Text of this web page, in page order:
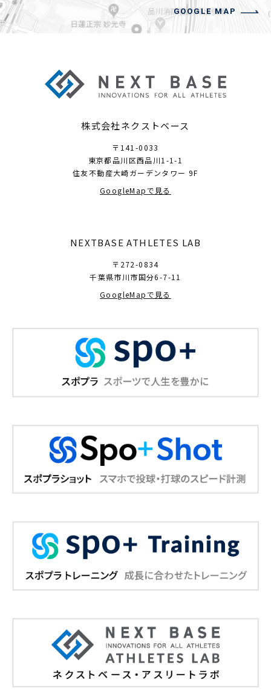
GOOGLE MAP
株式会社ネクストベース
〒141-0033
東京都品川区西品川1-1-1
住友不動産大崎ガーデンタワー 9F
GoogleMapで見る
NEXTBASE ATHLETES LAB
〒272-0834
千葉県市川市国分6-7-11
GoogleMapで見る